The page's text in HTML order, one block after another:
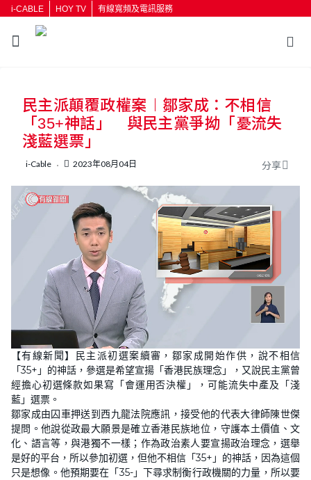
i-CABLE HOY TV 有線寬頻及電訊服務
按輸入鍵開始搜尋
民主派顛覆政權案︱鄒家成：不相信
「35+神話」 與民主黨爭拗「憂流失
淺藍選票」
i-Cable 2023年08月04日 分享
n
m
u
t
e
L
o
a
d
e
d
:
.
3
9
%
【有線新聞】民主派初選案續審，鄒家成開始作供，說不相信
「35+」的神話，參選是希望宣揚「香港民族理念」，又說民主黨曾
經擔心初選條款如果寫「會運用否決權」，可能流失中產及「淺
藍」選票。
鄒家成由囚車押送到西九龍法院應訊，接受他的代表大律師陳世傑
提問。他說從政最大願景是確立香港民族地位，守護本土價值、文
化、語言等，與港獨不一樣；作為政治素人要宣揚政治理念，選舉
是好的平台，所以參加初選，但他不相信「35+」的神話，因為這個
只是想像。他預期要在「35-」下尋求制衡行政機關的力量，所以要